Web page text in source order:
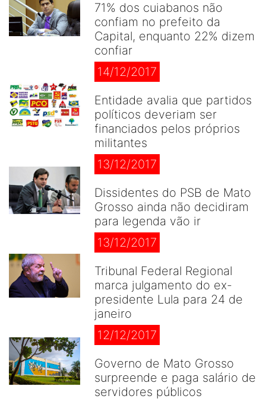
71% dos cuiabanos não
confiam no prefeito da
Capital, enquanto 22% dizem
confiar
14/12/2017
Entidade avalia que partidos
políticos deveriam ser
financiados pelos próprios
militantes
13/12/2017
Dissidentes do PSB de Mato
Grosso ainda não decidiram
para legenda vão ir
13/12/2017
Tribunal Federal Regional
marca julgamento do ex-
presidente Lula para 24 de
janeiro
12/12/2017
Governo de Mato Grosso
surpreende e paga salário de
servidores públicos